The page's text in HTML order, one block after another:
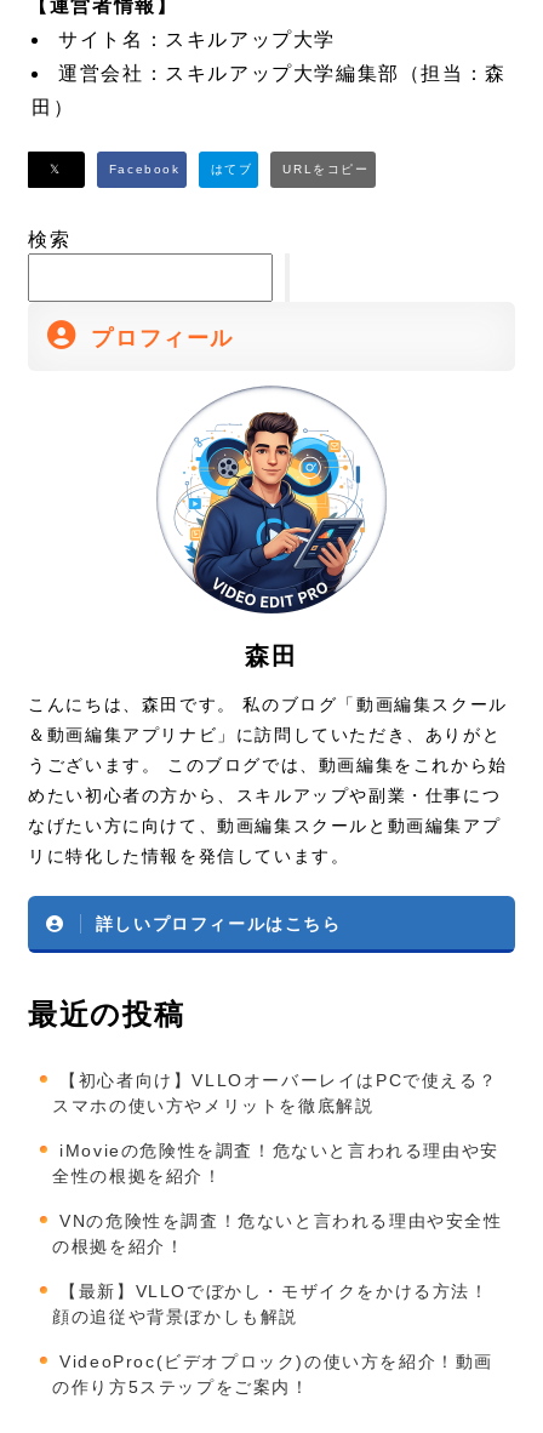
【運営者情報】
サイト名：スキルアップ大学
運営会社：スキルアップ大学編集部（担当：森
田）
検索
プロフィール
森田
こんにちは、森田です。 私のブログ「動画編集スクール
＆動画編集アプリナビ」に訪問していただき、ありがと
うございます。 このブログでは、動画編集をこれから始
めたい初心者の方から、スキルアップや副業・仕事につ
なげたい方に向けて、動画編集スクールと動画編集アプ
リに特化した情報を発信しています。
詳しいプロフィールはこちら
最近の投稿
【初心者向け】VLLOオーバーレイはPCで使える？
スマホの使い方やメリットを徹底解説
iMovieの危険性を調査！危ないと言われる理由や安
全性の根拠を紹介！
VNの危険性を調査！危ないと言われる理由や安全性
の根拠を紹介！
【最新】VLLOでぼかし・モザイクをかける方法！
顔の追従や背景ぼかしも解説
VideoProc(ビデオプロック)の使い方を紹介！動画
の作り方5ステップをご案内！